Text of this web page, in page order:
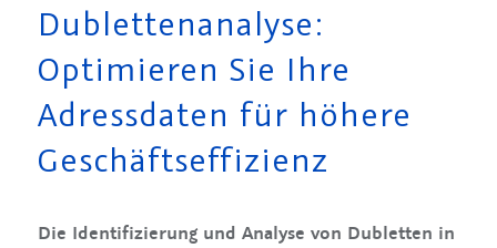
Dublettenanalyse:
Optimieren Sie Ihre
Adressdaten für höhere
Geschäftseffizienz
Die Identifizierung und Analyse von Dubletten in